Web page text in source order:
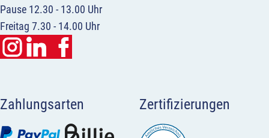
Pause 12.30 - 13.00 Uhr
Freitag 7.30 - 14.00 Uhr
Zahlungsarten Zertifizierungen